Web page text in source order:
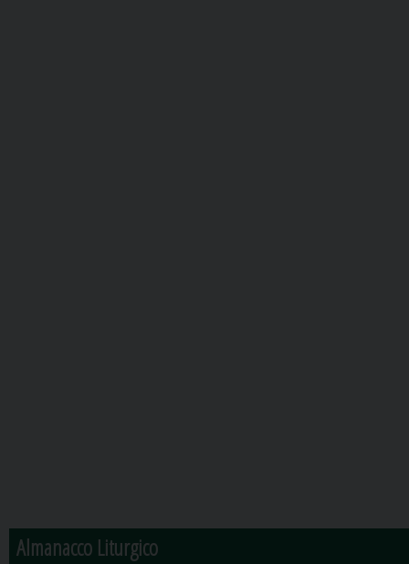
Almanacco Liturgico